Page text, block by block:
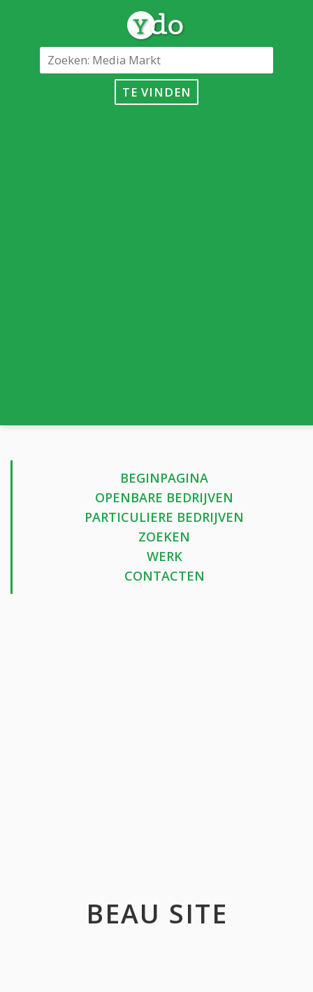
TE VINDEN
BEGINPAGINA
OPENBARE BEDRIJVEN
PARTICULIERE BEDRIJVEN
ZOEKEN
WERK
CONTACTEN
BEAU SITE